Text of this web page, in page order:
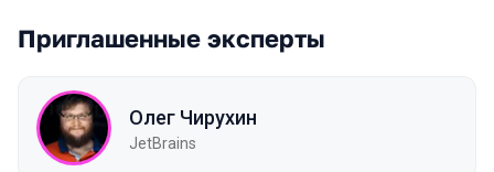
Приглашенные эксперты
Олег Чирухин
JetBrains